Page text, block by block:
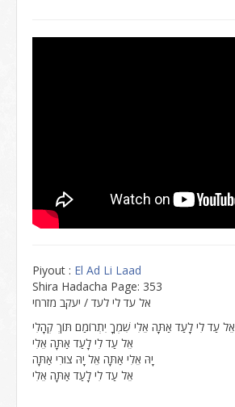
Piyout : El Ad Li Laad
Shira Hadacha Page: 353
אל עד לי לעד / יעקב מזרחי
אֵל עַד לִי לָעַד אַתָּה אֵלִי שִׁמְךָ יִתְרוֹמַם תּוֹךְ קְהָלִי
אֵל עַד לִי לָעַד אַתָּה אֵלִי
יָהּ אֵלִי אַתָּה אֵל יָהּ צוּרִי אַתָּה
אֵל עַד לִי לָעַד אַתָּה אֵלִי